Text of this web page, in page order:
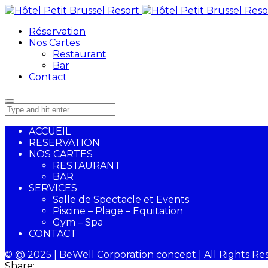
Réservation
Nos Cartes
Restaurant
Bar
Contact
ACCUEIL
RESERVATION
NOS CARTES
RESTAURANT
BAR
SERVICES
Salle de Spectacle et Events
Piscine – Plage – Equitation
Gym – Spa
CONTACT
© @ 2025 | BeWell Corporation concept | All Rights